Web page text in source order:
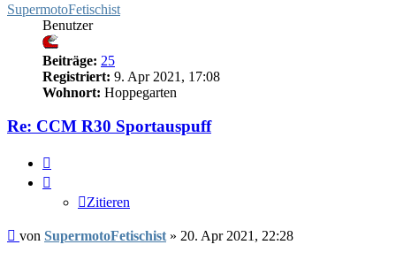
SupermotoFetischist
Benutzer
Beiträge: 25
Registriert: 9. Apr 2021, 17:08
Wohnort: Hoppegarten
Re: CCM R30 Sportauspuff
Zitieren
Beitrag
von SupermotoFetischist » 20. Apr 2021, 22:28